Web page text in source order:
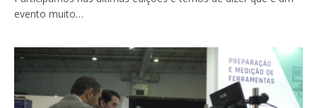
evento muito…